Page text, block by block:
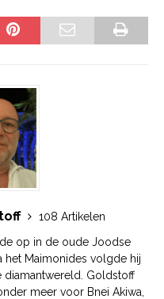
108 Artikelen
op in de oude Joodse
het Maimonides volgde hij
Goldstoff
meer voor Bnei Akiwa,